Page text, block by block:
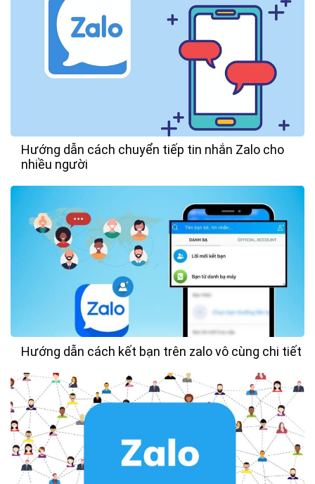
Hướng dẫn cách chuyển tiếp tin nhắn Zalo cho
nhiều người
Hướng dẫn cách kết bạn trên zalo vô cùng chi tiết